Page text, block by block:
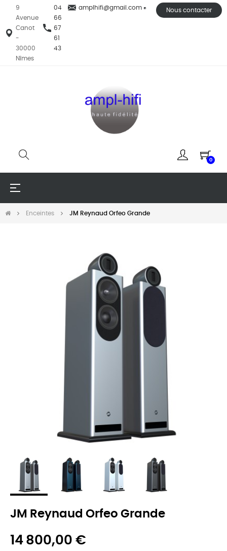
9
Avenue
Canot
-
30000
Nîmes
04
66
67
61
43
amplhifi@gmail.com Nous contacter
0
Basculer
☰
Enceintes JM Reynaud Orfeo Grande
JM Reynaud Orfeo Grande
14 800,00 €